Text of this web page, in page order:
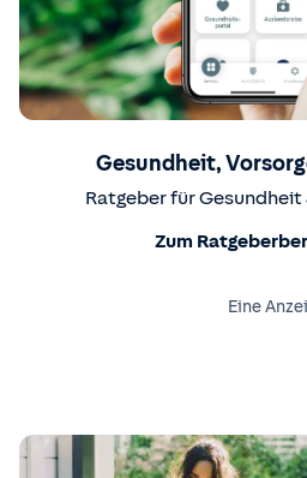
Gesundheit,
Ratgeber für
Zum
Eine